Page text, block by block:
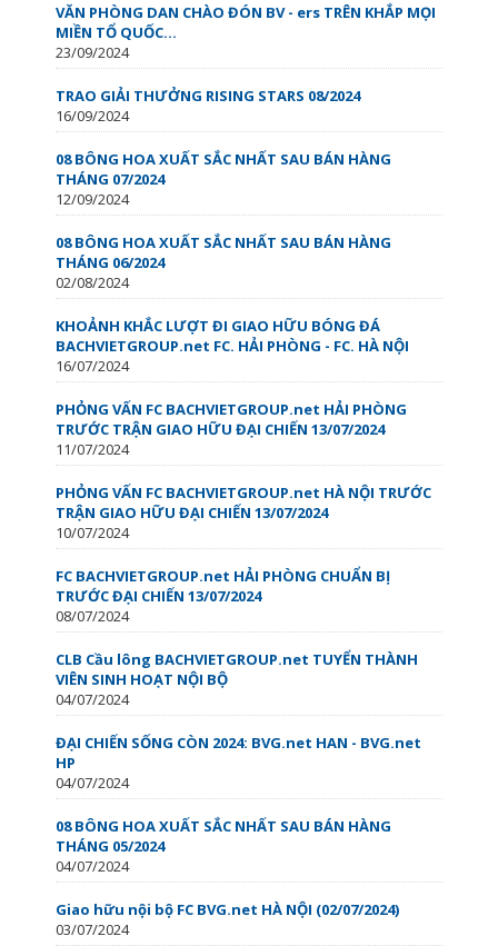
VĂN PHÒNG DAN CHÀO ĐÓN BV - ers TRÊN KHẮP MỌI
MIỀN TỔ QUỐC…
23/09/2024
TRAO GIẢI THƯỞNG RISING STARS 08/2024
16/09/2024
08 BÔNG HOA XUẤT SẮC NHẤT SAU BÁN HÀNG
THÁNG 07/2024
12/09/2024
08 BÔNG HOA XUẤT SẮC NHẤT SAU BÁN HÀNG
THÁNG 06/2024
02/08/2024
KHOẢNH KHẮC LƯỢT ĐI GIAO HỮU BÓNG ĐÁ
BACHVIETGROUP.net FC. HẢI PHÒNG - FC. HÀ NỘI
16/07/2024
PHỎNG VẤN FC BACHVIETGROUP.net HẢI PHÒNG
TRƯỚC TRẬN GIAO HỮU ĐẠI CHIẾN 13/07/2024
11/07/2024
PHỎNG VẤN FC BACHVIETGROUP.net HÀ NỘI TRƯỚC
TRẬN GIAO HỮU ĐẠI CHIẾN 13/07/2024
10/07/2024
FC BACHVIETGROUP.net HẢI PHÒNG CHUẨN BỊ
TRƯỚC ĐẠI CHIẾN 13/07/2024
08/07/2024
CLB Cầu lông BACHVIETGROUP.net TUYỂN THÀNH
VIÊN SINH HOẠT NỘI BỘ
04/07/2024
ĐẠI CHIẾN SỐNG CÒN ️2024: BVG.net HAN - BVG.net
HP
04/07/2024
08 BÔNG HOA XUẤT SẮC NHẤT SAU BÁN HÀNG
THÁNG 05/2024
04/07/2024
Giao hữu nội bộ FC BVG.net HÀ NỘI (02/07/2024)
03/07/2024